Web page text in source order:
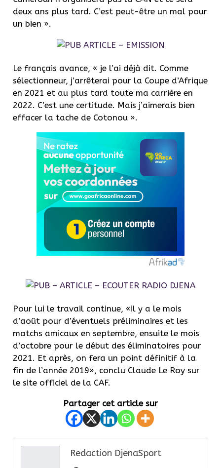
deux ans plus tard. C’est peut-être un mal pour
un bien ».
Le français avance, « je l’ai déjà dit. Comme
sélectionneur, j’arrêterai pour la Coupe d’Afrique
en 2021 et au plus tard toute ma carrière en
2022. C’est une certitude. Mais j’aimerais bien
effacer la tache de Cotonou ».
Pour lui le travail continue, «il y a le mois
d’août pour d’éventuels préliminaires et les
matchs amicaux en septembre, ensuite le mois
d’octobre pour le début des éliminatoires pour
2021. Et après, on fera un point définitif à la
fin de l’année 2019», conclu Claude Le Roy sur
le site officiel de la CAF.
Partager cet article sur
Redaction DjenaSport